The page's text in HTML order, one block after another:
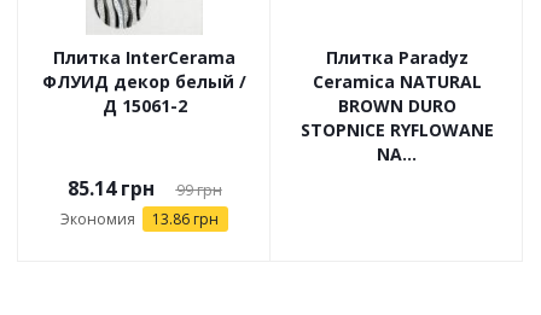
Плитка InterCerama
ФЛУИД декор белый /
Д 15061-2
85.14грн 99грн
Экономия 13.86 грн
Плитка Paradyz
Ceramica NATURAL
BROWN DURO
STOPNICE RYFLOWANE
NA...